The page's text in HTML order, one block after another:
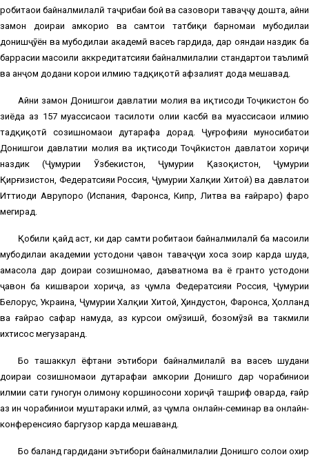
робитаҳои байналмилалӣ таҷрибаи бой ва сазовори таваҷҷуҳ дошта, айни
замон доираи ҳамкориҳо ва самтҳои татбиқи барномаи мубодилаи
донишҷӯён ва мубодилаи академӣ васеъ гардида, дар ояндаи наздик ба
баррасии масоили аккредитатсияи байналмилалии стандартҳои таълимӣ
ва анҷом додани корҳои илмию тадқиқотӣ афзалият дода мешавад.
Айни замон Донишгоҳи давлатии молия ва иқтисоди Тоҷикистон бо
зиёда аз 157 муассисаҳои таҳсилоти олии касбӣ ва муассисаҳои илмию
тадқиқотӣ созишномаҳои дутарафа дорад. Ҷуғрофияи муносибатҳои
Донишгоҳи давлатии молия ва иқтисоди Тоҷӣкистон давлатҳои хориҷи
наздик (Ҷумҳурии Ӯзбекистон, Ҷумҳурии Қазоқистон, Ҷумҳурии
Қирғизистон, Федератсияи Россия, Ҷумҳурии Халқии Хитой) ва давлатҳои
Иттиҳоди Аврупоро (Испания, Фаронса, Кипр, Литва ва ғайраро) фаро
мегирад.
Қобили қайд аст, ки дар самти робитаҳои байналмилалӣ ба масоили
мубодилаи академии устодони ҷавон таваҷҷуҳи хоса зоҳир карда шуда,
ҳамасола дар доираи созишномаҳо, даъватнома ва ё грантҳо устодони
ҷавон ба кишварҳои хориҷа, аз ҷумла Федератсияи Россия, Ҷумҳурии
Белорус, Украина, Ҷумҳурии Халқии Хитой, Ҳиндустон, Фаронса, Ҳолланд
ва ғайраҳо сафар намуда, аз курсҳои омӯзишӣ, бозомӯзӣ ва такмили
ихтисос мегузаранд.
Бо ташаккул ёфтани эътибори байналмилалӣ ва васеъ шудани
доираи созишномаҳои дутарафаи ҳамкории Донишгоҳ дар чорабиниҳои
илмии сатҳи гуногун олимону коршиносони хориҷӣ ташриф оварда, ғайр
аз ин чорабиниҳои муштараки илмӣ, аз ҷумла онлайн-семинар ва онлайн-
конференсияҳо баргузор карда мешаванд.
Бо баланд гардидани эътибори байналмилалии Донишгоҳ солҳои охир